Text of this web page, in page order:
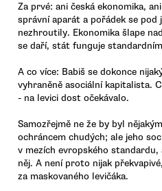
Za prvé: ani česká ekonomika,
správní aparát a pořádek se pod
nezhroutily. Ekonomika šlape
se daří, stát funguje
A co více: Babiš se dokonce
vyhraněně asociální kapitalista.
- na levici dost očekávalo.
Samozřejmě ne že by byl
ochráncem chudých; ale jeho
v mezích evropského
něj. A není proto nijak
za maskovaného levičáka.